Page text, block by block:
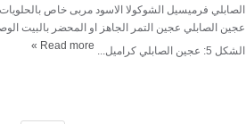
عجين الصابلي عجين التمر الجاهز او المحضر بالبيت
الشكل 5: عجين الصابلي كراميل...
Read more
»